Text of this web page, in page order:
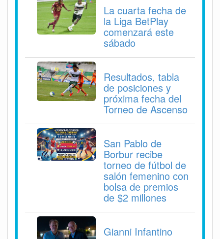
La cuarta fecha de
la Liga BetPlay
comenzará este
sábado
Resultados, tabla
de posiciones y
próxima fecha del
Torneo de Ascenso
San Pablo de
Borbur recibe
torneo de fútbol de
salón femenino con
bolsa de premios
de $2 millones
Gianni Infantino